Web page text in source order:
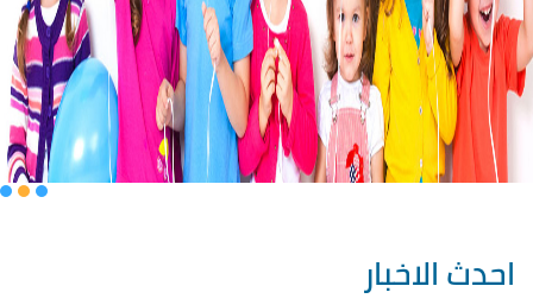
احدث الاخبار